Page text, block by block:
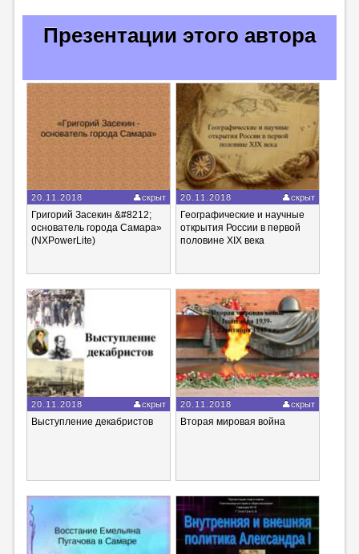
Презентации этого автора
20.11.2018 скрыт
Григорий Засекин &#8212;
основатель города Самара»
(NXPowerLite)
20.11.2018 скрыт
Географические и научные
открытия России в первой
половине XIX века
20.11.2018 скрыт
Выступление декабристов
20.11.2018 скрыт
Вторая мировая война